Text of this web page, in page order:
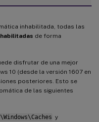
inhabilitada, todas las
de forma
disfrutar de una mejor
10 (desde la versión 1607 en
posteriores. Esto se
de las siguientes
y